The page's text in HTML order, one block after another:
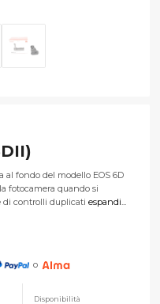
fondo del modello EOS 6D
fotocamera quando si
di controlli duplicati espandi...
o
Disponibilità